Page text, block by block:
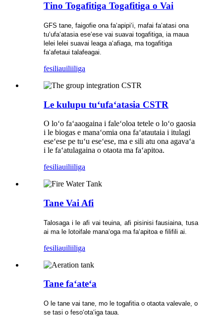
Tino Togafitiga Togafitiga o Vai
GFS tane, faigofie ona faʻapipiʻi, mafai faʻatasi ona
tuʻufaʻatasia eseʻese vai suavai togafitiga, ia maua
lelei lelei suavai leaga aʻafiaga, ma togafitiga
faʻafetaui talafeagai.
fesiliauiliiliga
Le kulupu tuʻufaʻatasia CSTR
O loʻo faʻaaogaina i faleʻoloa tetele o loʻo gaosia
i le biogas e manaʻomia ona faʻatautaia i itulagi
eseʻese pe tuʻu eseʻese, ma e sili atu ona agavaʻa
i le faʻatulagaina o otaota ma faʻapitoa.
fesiliauiliiliga
Tane Vai Afi
Talosaga i le afi vai teuina, afi pisinisi fausiaina, tusa
ai ma le lotoifale manaʻoga ma faʻapitoa e filifili ai.
fesiliauiliiliga
Tane faʻateʻa
O le tane vai tane, mo le togafitia o otaota valevale, o
se tasi o fesoʻotaʻiga taua.